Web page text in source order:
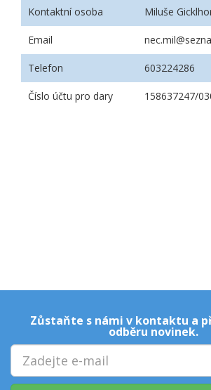
Kontaktní osoba Miluše
Email
Telefon 603224286
Číslo účtu pro dary 158637247/
Zůstaňte s námi v kontaktu a
odběru novinek.